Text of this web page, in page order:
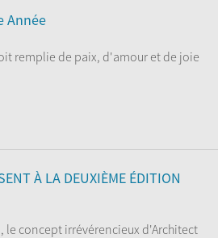
Année
remplie de paix, d'amour et de joie
À LA DEUXIÈME ÉDITION
le concept irrévérencieux d'Architect